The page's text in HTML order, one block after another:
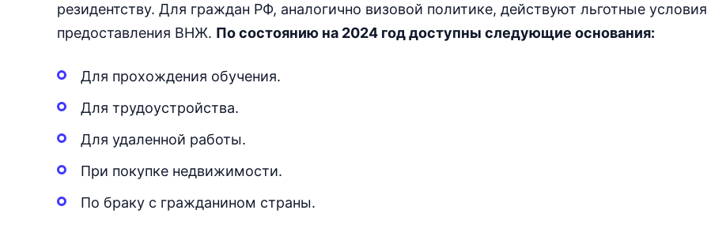
резидентству. Для граждан РФ, аналогично визовой политике, действуют льготные условия
предоставления ВНЖ. По состоянию на 2024 год доступны следующие основания:
Для прохождения обучения.
Для трудоустройства.
Для удаленной работы.
При покупке недвижимости.
По браку с гражданином страны.